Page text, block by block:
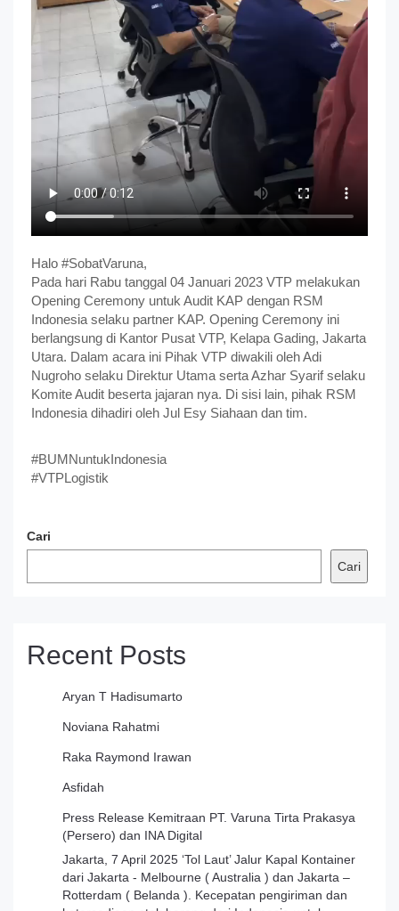
Halo #SobatVaruna,
Pada hari Rabu tanggal 04 Januari 2023 VTP melakukan
Opening Ceremony untuk Audit KAP dengan RSM
Indonesia selaku partner KAP. Opening Ceremony ini
berlangsung di Kantor Pusat VTP, Kelapa Gading, Jakarta
Utara. Dalam acara ini Pihak VTP diwakili oleh Adi
Nugroho selaku Direktur Utama serta Azhar Syarif selaku
Komite Audit beserta jajaran nya. Di sisi lain, pihak RSM
Indonesia dihadiri oleh Jul Esy Siahaan dan tim.
#BUMNuntukIndonesia
#VTPLogistik
Cari
Cari
Recent Posts
Aryan T Hadisumarto
Noviana Rahatmi
Raka Raymond Irawan
Asfidah
Press Release Kemitraan PT. Varuna Tirta Prakasya
(Persero) dan INA Digital
Jakarta, 7 April 2025 ‘Tol Laut’ Jalur Kapal Kontainer
dari Jakarta - Melbourne ( Australia ) dan Jakarta –
Rotterdam ( Belanda ). Kecepatan pengiriman dan